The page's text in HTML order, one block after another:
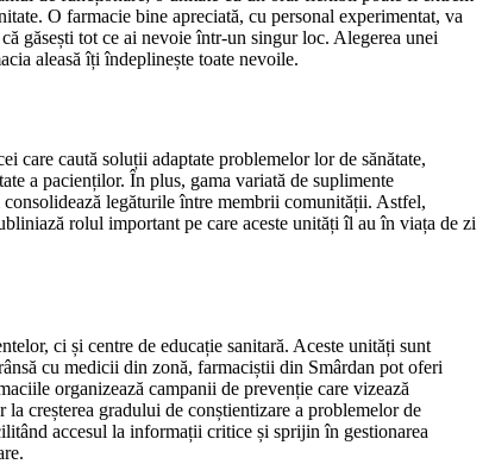
O farmacie bine apreciată, cu personal experimentat, va
găsești tot ce ai nevoie într-un singur loc. Alegerea unei
aleasă îți îndeplinește toate nevoile.
care caută soluții adaptate problemelor lor de sănătate,
a pacienților. În plus, gama variată de suplimente
legăturile între membrii comunității. Astfel,
rolul important pe care aceste unități îl au în viața de zi
ci și centre de educație sanitară. Aceste unități sunt
cu medicii din zonă, farmaciștii din Smârdan pot oferi
organizează campanii de prevenție care vizează
creșterea gradului de conștientizare a problemelor de
accesul la informații critice și sprijin în gestionarea